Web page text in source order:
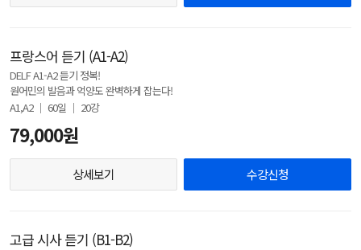
프랑스어 듣기 (A1-A2)
DELF A1-A2 듣기 정복!
원어민의 발음과 억양도 완벽하게 잡는다!
A1,A2 │ 60일 │ 20강
79,000원
상세보기 수강신청
고급 시사 듣기 (B1-B2)